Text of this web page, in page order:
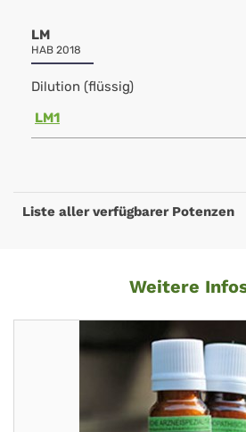
LM
HAB 2018
Dilution (flüssig)
LM1
Liste aller verfügbarer Potenzen
Weitere